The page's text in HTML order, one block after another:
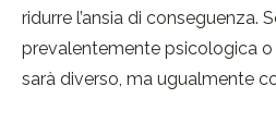
ridurre l’ansia di conseguenza.
prevalentemente psicologica o
sarà diverso, ma ugualmente